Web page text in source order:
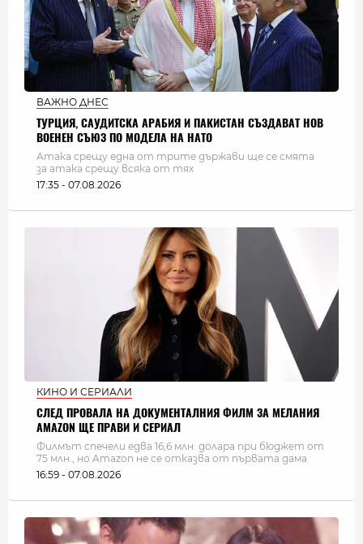
ВАЖНО ДНЕС
ТУРЦИЯ, САУДИТСКА АРАБИЯ И ПАКИСТАН СЪЗДАВАТ НОВ
ВОЕНЕН СЪЮЗ ПО МОДЕЛА НА НАТО
Атака срещу една от трите държави ще се смята
за атака срещу всяка от тях
17:35 - 07.08.2026
КИНО И СЕРИАЛИ
СЛЕД ПРОВАЛА НА ДОКУМЕНТАЛНИЯ ФИЛМ ЗА МЕЛАНИЯ
AMAZON ЩЕ ПРАВИ И СЕРИАЛ
Филмът спечели едва 16,6 млн. долара при бюджет от
75 млн., но Amazon не се отказва от първата дама
16:59 - 07.08.2026